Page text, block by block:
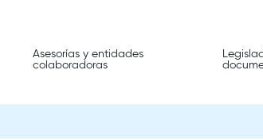
Asesorías y entidades
colaboradoras